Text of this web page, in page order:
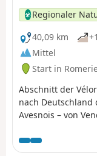
Regionaler
40,09 km
Mittel
Start in
Abschnitt der
nach
Avesnois – von